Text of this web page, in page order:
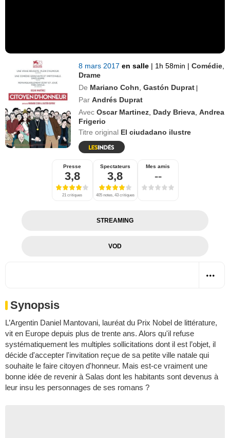
8 mars 2017en salle | 1h 58min | Comédie
Drame
De Mariano Cohn ,Gastón Duprat |
Par Andrés Duprat
Avec Oscar Martinez Dady Brieva ,Andrea
Frigerio
Titre original El ciudadano ilustre
Presse
3,8
21 critiques
Spectateurs
3,8
405 notes, 43 critiques
Mes amis
--
STREAMING
VOD
Synopsis
L’Argentin Daniel Mantovani, lauréat du Prix Nobel de littérature,
vit en Europe depuis plus de trente ans. Alors qu'il refuse
systématiquement les multiples sollicitations dont il est l’objet, il
décide d'accepter l'invitation reçue de sa petite ville natale qui
souhaite le faire citoyen d'honneur. Mais est-ce vraiment une
bonne idée de revenir à Salas dont les habitants sont devenus à
leur insu les personnages de ses romans ?